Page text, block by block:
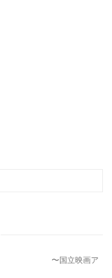
めに 〜国立映画ア